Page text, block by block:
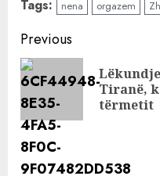
super çift, do i
propozoj vetë
Tags: nena orgazem
Continue
Reading
Previous
Tiranë,
tërmetit